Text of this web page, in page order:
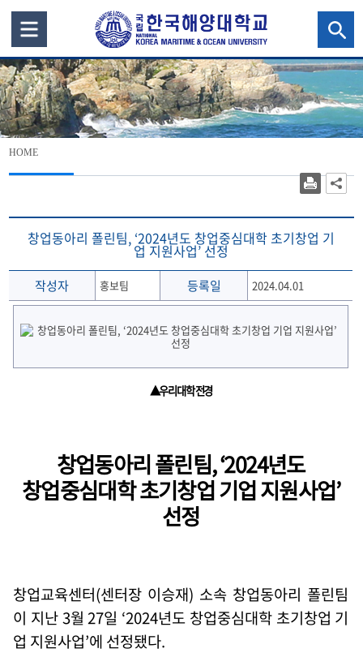
HOME
창업동아리 폴린팀, ‘2024년도 창업중심대학 초기창업 기
업 지원사업’ 선정
작성자 홍보팀 등록일 2024.04.01
▲우리 대학 전경
창업동아리 폴린팀, ‘2024년도
창업중심대학 초기창업 기업 지원사업’
선정
창업교육센터(센터장 이승재) 소속 창업동아리 폴린팀
이 지난3월27일 ‘2024년도 창업중심대학 초기창업 기
업 지원사업’에 선정됐다.